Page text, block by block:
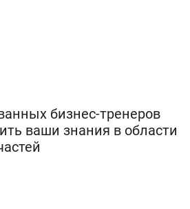
бизнес-тренеров
ваши знания в области